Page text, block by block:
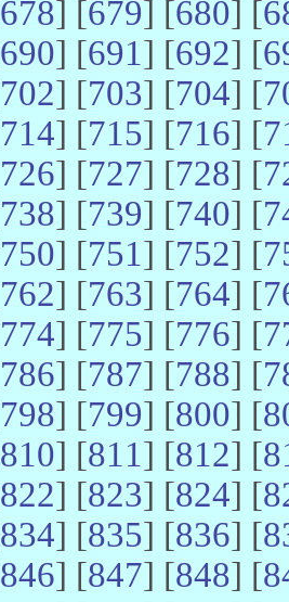
678] [679] [680] [
690] [691] [692] [
702] [703] [704] [
714] [715] [716] [
726] [727] [728] [
738] [739] [740] [
750] [751] [752] [
762] [763] [764] [
774] [775] [776] [
786] [787] [788] [
798] [799] [800] [
810] [811] [812] [
822] [823] [824] [
834] [835] [836] [
846] [847] [848] [